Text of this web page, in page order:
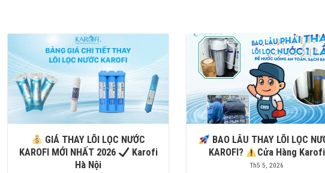
GIÁ THAY LÕI LỌC NƯỚC
KAROFI MỚI NHẤT 2026
Karofi
Hà Nội
BAO LÂU THAY LÕI LỌC
KAROFI?
Cửa Hàng Karofi
Th5 5, 2026